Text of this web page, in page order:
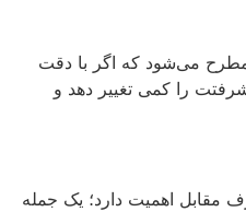
می‌شود که اگر با دقت
را کمی تغییر دهد و
مقابل اهمیت دارد؛ یک جمله